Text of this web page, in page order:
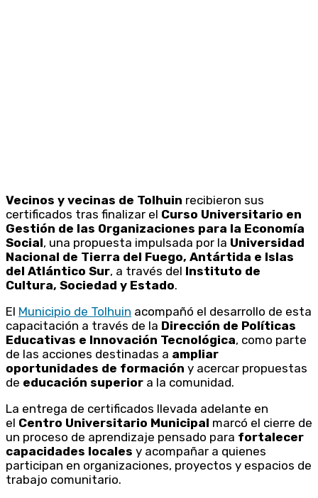
Vecinos y vecinas de Tolhuin recibieron sus
certificados tras finalizar el Curso Universitario en
Gestión de las Organizaciones para la Economía
Social, una propuesta impulsada por la Universidad
Nacional de Tierra del Fuego, Antártida e Islas
del Atlántico Sur, a través del Instituto de
Cultura, Sociedad y Estado.
El Municipio de Tolhuin acompañó el desarrollo de esta
capacitación a través de la Dirección de Políticas
Educativas e Innovación Tecnológica, como parte
de las acciones destinadas a ampliar
oportunidades de formación y acercar propuestas
de educación superior a la comunidad.
La entrega de certificados llevada adelante en
el Centro Universitario Municipal marcó el cierre de
un proceso de aprendizaje pensado para fortalecer
capacidades locales y acompañar a quienes
participan en organizaciones, proyectos y espacios de
trabajo comunitario.